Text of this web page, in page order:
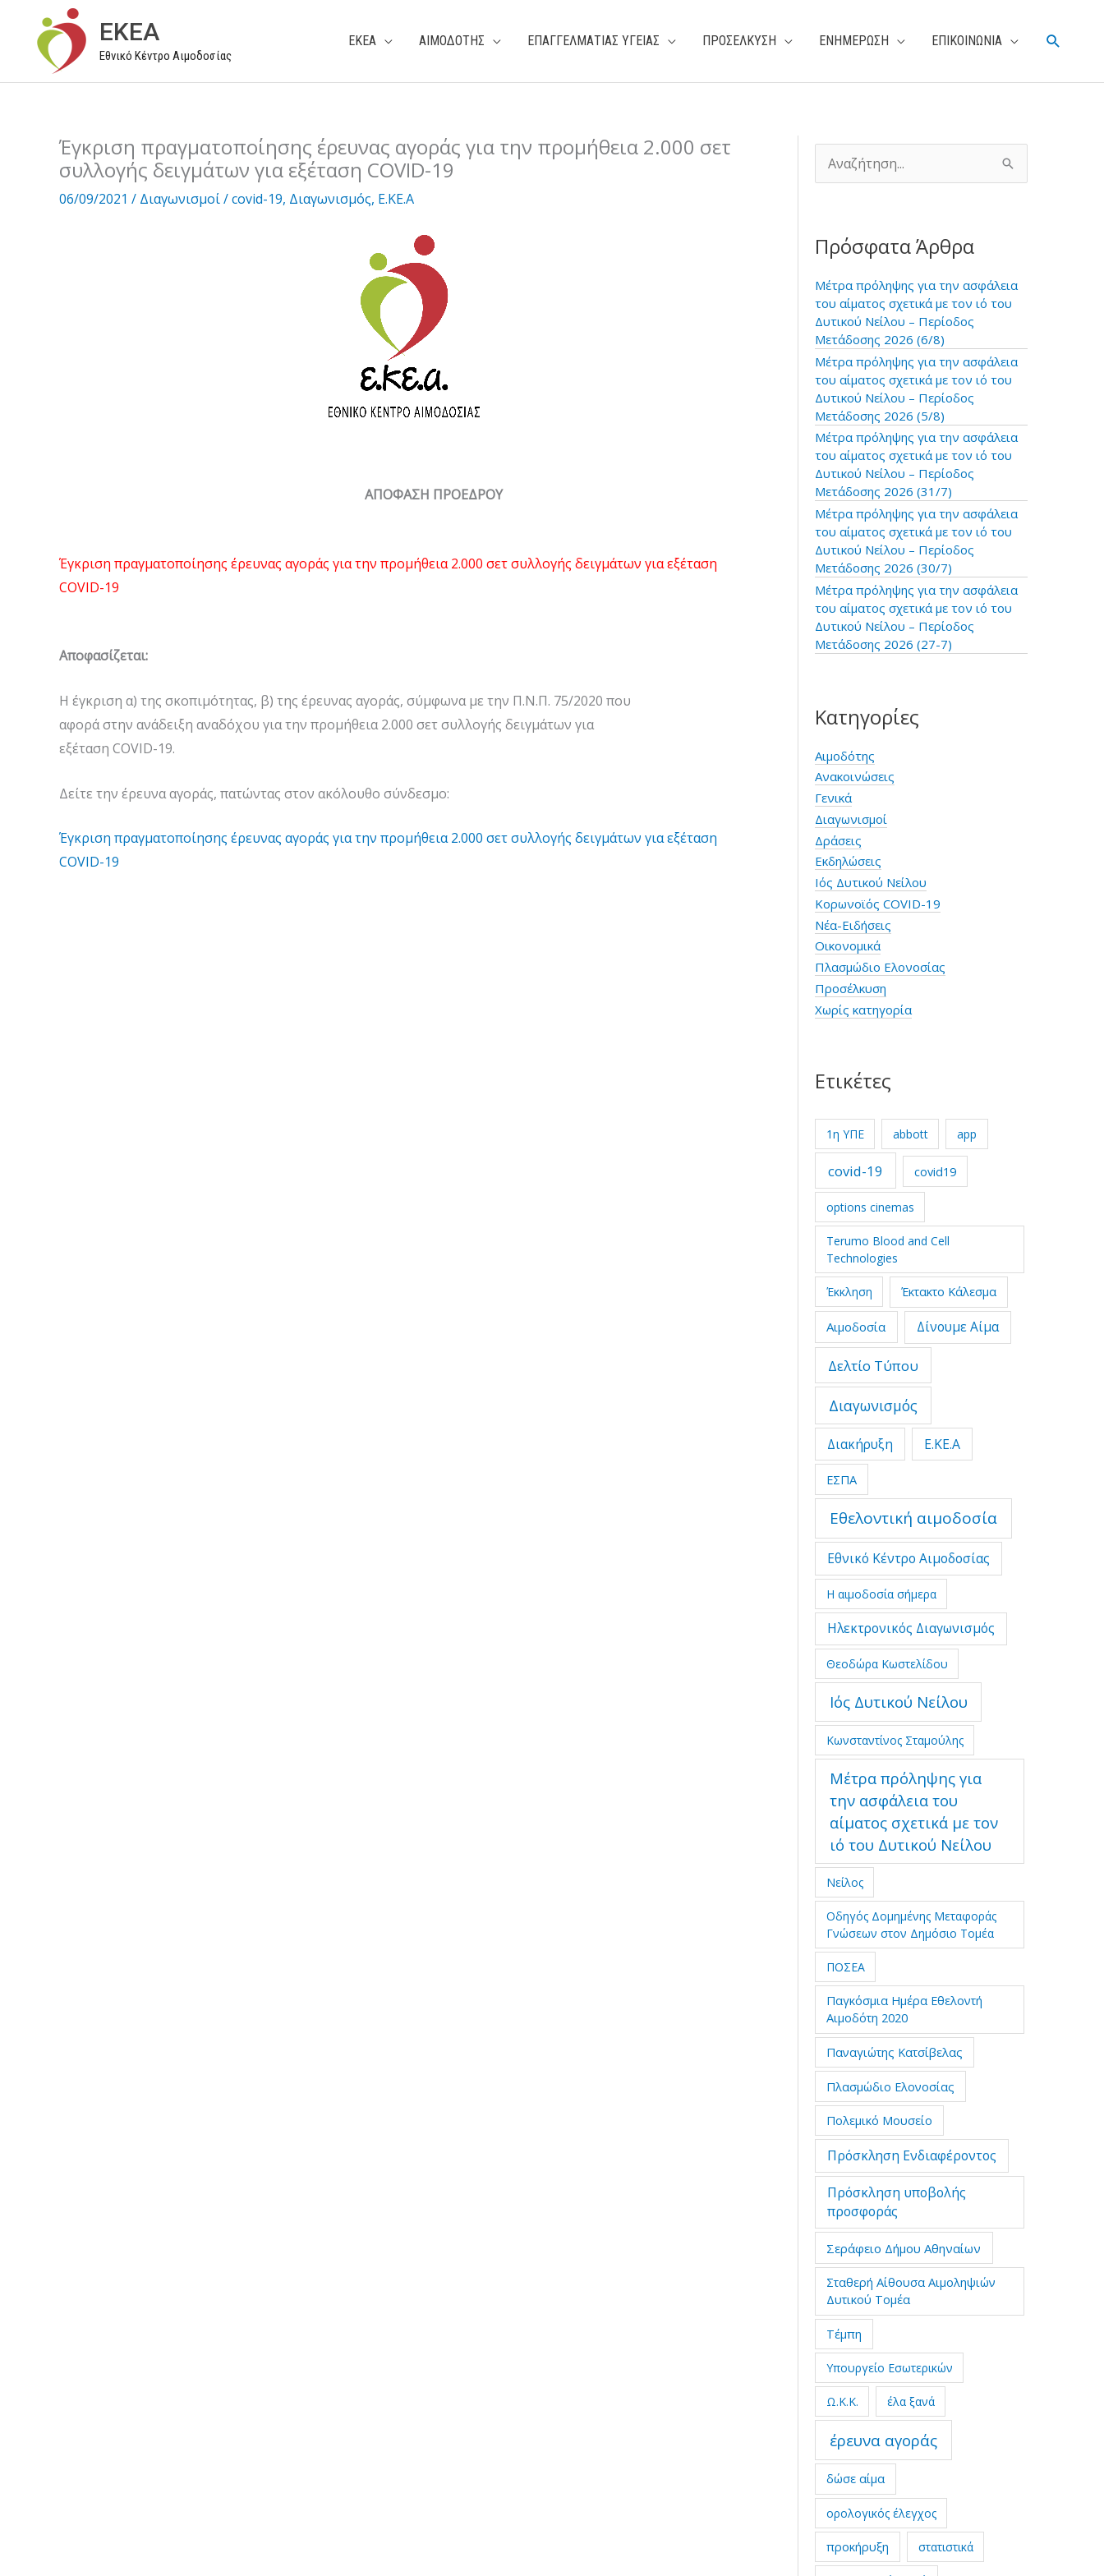
περιεχόμενο
EKEA
Εθνικό Κέντρο Αιμοδοσίας
ΕΚΕΑ ΑΙΜΟΔΟΤΗΣ ΕΠΑΓΓΕΛΜΑΤΙΑΣ ΥΓΕΙΑΣ ΠΡΟΣΕΛΚΥΣΗ ΕΝΗΜΕΡΩΣΗ ΕΠΙΚΟΙΝΩΝΙΑ
Έγκριση πραγματοποίησης έρευνας αγοράς για την προμήθεια 2.000 σετ
συλλογής δειγμάτων για εξέταση COVID-19
06/09/2021 / Διαγωνισμοί/covid-19, Διαγωνισμός, Ε.ΚΕ.Α
ΑΠΟΦΑΣΗ ΠΡΟΕΔΡΟΥ
Έγκριση πραγματοποίησης έρευνας αγοράς για την προμήθεια 2.000 σετ συλλογής δειγμάτων για εξέταση
COVID-19
Αποφασίζεται:
Η έγκριση α) της σκοπιμότητας, β) της έρευνας αγοράς, σύμφωνα με την Π.Ν.Π. 75/2020 που
αφορά στην ανάδειξη αναδόχου για την προμήθεια 2.000 σετ συλλογής δειγμάτων για
εξέταση COVID-19.
Δείτε την έρευνα αγοράς, πατώντας στον ακόλουθο σύνδεσμο:
Έγκριση πραγματοποίησης έρευνας αγοράς για την προμήθεια 2.000 σετ συλλογής δειγμάτων για εξέταση
COVID-19
α
τ
σ
γ
ι
α
:
Πρόσφατα Άρθρα
Μέτρα πρόληψης για την ασφάλεια
του αίματος σχετικά με τον ιό του
Δυτικού Νείλου – Περίοδος
Μετάδοσης 2026 (6/8)
Μέτρα πρόληψης για την ασφάλεια
του αίματος σχετικά με τον ιό του
Δυτικού Νείλου – Περίοδος
Μετάδοσης 2026 (5/8)
Μέτρα πρόληψης για την ασφάλεια
του αίματος σχετικά με τον ιό του
Δυτικού Νείλου – Περίοδος
Μετάδοσης 2026 (31/7)
Μέτρα πρόληψης για την ασφάλεια
του αίματος σχετικά με τον ιό του
Δυτικού Νείλου – Περίοδος
Μετάδοσης 2026 (30/7)
Μέτρα πρόληψης για την ασφάλεια
του αίματος σχετικά με τον ιό του
Δυτικού Νείλου – Περίοδος
Μετάδοσης 2026 (27-7)
Κατηγορίες
Αιμοδότης
Ανακοινώσεις
Γενικά
Διαγωνισμοί
Δράσεις
Εκδηλώσεις
Ιός Δυτικού Νείλου
Κορωνοϊός COVID-19
Νέα-Ειδήσεις
Οικονομικά
Πλασμώδιο Ελονοσίας
Προσέλκυση
Χωρίς κατηγορία
Ετικέτες
1η ΥΠΕ abbott app
covid-19 covid19
options cinemas
Terumo Blood and Cell
Technologies
Έκκληση Έκτακτο Κάλεσμα
Αιμοδοσία Δίνουμε Αίμα
Δελτίο Τύπου
Διαγωνισμός
Διακήρυξη Ε.ΚΕ.Α
ΕΣΠΑ
Εθελοντική αιμοδοσία
Εθνικό Κέντρο Αιμοδοσίας
Η αιμοδοσία σήμερα
Ηλεκτρονικός Διαγωνισμός
Θεοδώρα Κωστελίδου
Ιός Δυτικού Νείλου
Κωνσταντίνος Σταμούλης
Μέτρα πρόληψης για
την ασφάλεια του
αίματος σχετικά με τον
ιό του Δυτικού Νείλου
Νείλος
Οδηγός Δομημένης Μεταφοράς
Γνώσεων στον Δημόσιο Τομέα
ΠΟΣΕΑ
Παγκόσμια Ημέρα Εθελοντή
Αιμοδότη 2020
Παναγιώτης Κατσίβελας
Πλασμώδιο Ελονοσίας
Πολεμικό Μουσείο
Πρόσκληση Ενδιαφέροντος
Πρόσκληση υποβολής
προσφοράς
Σεράφειο Δήμου Αθηναίων
Σταθερή Αίθουσα Αιμοληψιών
Δυτικού Τομέα
Τέμπη
Υπουργείο Εσωτερικών
Ω.Κ.Κ. έλα ξανά
έρευνα αγοράς
δώσε αίμα
ορολογικός έλεγχος
προκήρυξη στατιστικά